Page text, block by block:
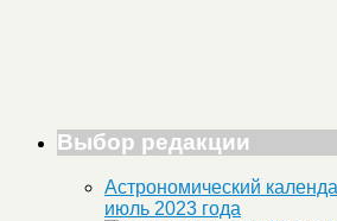
Выбор редакции
Астрономический
июль 2023 года